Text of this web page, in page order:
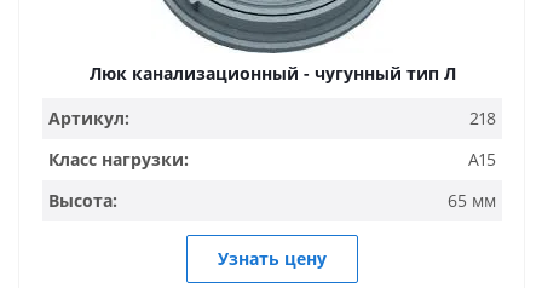
Люк канализационный - чугунный тип Л
Артикул:
218
Класс нагрузки:
A15
Высота:
65 мм
Узнать цену